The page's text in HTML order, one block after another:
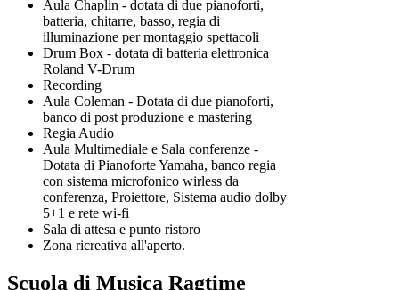
Aula Chaplin - dotata di due pianoforti,
batteria, chitarre, basso, regia di
illuminazione per montaggio spettacoli
Drum Box - dotata di batteria elettronica
Roland V-Drum
Recording
Aula Coleman - Dotata di due pianoforti,
banco di post produzione e mastering
Regia Audio
Aula Multimediale e Sala conferenze -
Dotata di Pianoforte Yamaha, banco regia
con sistema microfonico wirless da
conferenza, Proiettore, Sistema audio dolby
5+1 e rete wi-fi
Sala di attesa e punto ristoro
Zona ricreativa all'aperto.
Scuola di Musica Ragtime